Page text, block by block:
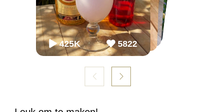
425K 5822
98K 1099
86K 952
2.2M 54.3K
65K
2243
65K
868